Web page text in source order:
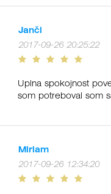
Janči
2017-09-26 20:25:22
Uplna spokojnost
som potreboval som
Miriam
2017-09-26 12:34:20